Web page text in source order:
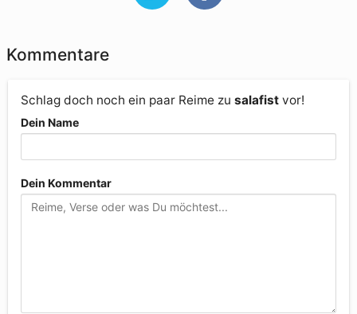
Kommentare
Schlag doch noch ein paar Reime zu salafist vor!
Dein Name
Dein Kommentar